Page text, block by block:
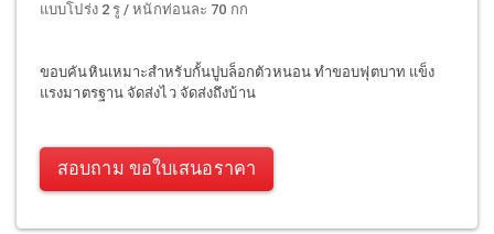
แบบโปร่ง 2 รู / หนักท่อนละ 70 กก
ขอบคันหินเหมาะสำหรับกั้นปูบล็อกตัวหนอน ทำขอบฟุตบาท แข็ง
แรงมาตรฐาน จัดส่งไว จัดส่งถึงบ้าน
สอบถาม ขอใบเสนอราคา